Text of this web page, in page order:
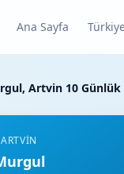
Ana Sayfa
Artvin 10
ARTVIN